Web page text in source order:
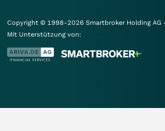
Copyright © 1998-2026 Smartbroker Holding AG
Mit Unterstützung von: